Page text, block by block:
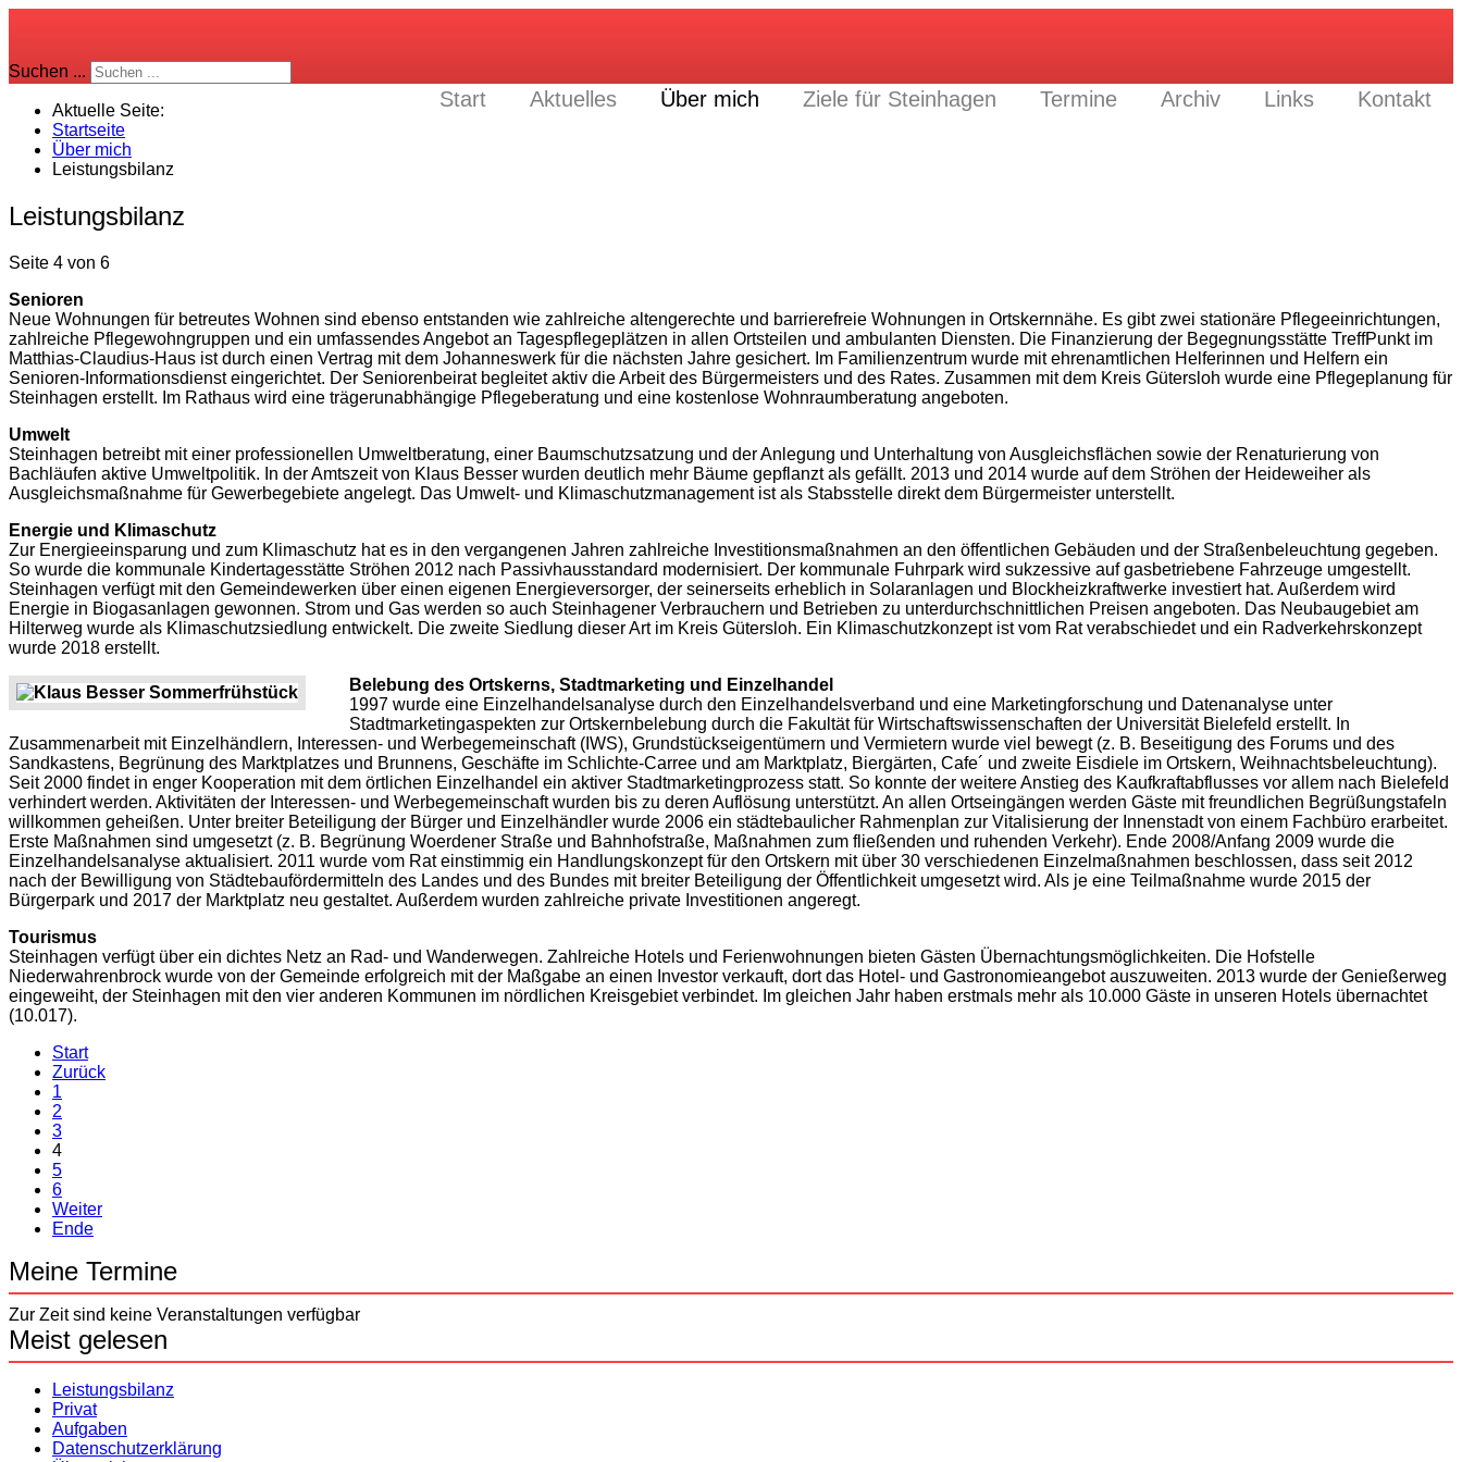
Suchen ...
Start Aktuelles Über mich Ziele für Steinhagen Termine Archiv Links Kontakt
Aktuelle Seite:
Startseite
Über mich
Leistungsbilanz
Leistungsbilanz
Seite 4 von 6
Senioren
Neue Wohnungen für betreutes Wohnen sind ebenso entstanden wie zahlreiche altengerechte und barrierefreie Wohnungen in Ortskernnähe. Es gibt zwei stationäre Pflegeeinrichtungen,
zahlreiche Pflegewohngruppen und ein umfassendes Angebot an Tagespflegeplätzen in allen Ortsteilen und ambulanten Diensten. Die Finanzierung der Begegnungsstätte TreffPunkt im
Matthias-Claudius-Haus ist durch einen Vertrag mit dem Johanneswerk für die nächsten Jahre gesichert. Im Familienzentrum wurde mit ehrenamtlichen Helferinnen und Helfern ein
Senioren-Informationsdienst eingerichtet. Der Seniorenbeirat begleitet aktiv die Arbeit des Bürgermeisters und des Rates. Zusammen mit dem Kreis Gütersloh wurde eine Pflegeplanung für
Steinhagen erstellt. Im Rathaus wird eine trägerunabhängige Pflegeberatung und eine kostenlose Wohnraumberatung angeboten.
Umwelt
Steinhagen betreibt mit einer professionellen Umweltberatung, einer Baumschutzsatzung und der Anlegung und Unterhaltung von Ausgleichsflächen sowie der Renaturierung von
Bachläufen aktive Umweltpolitik. In der Amtszeit von Klaus Besser wurden deutlich mehr Bäume gepflanzt als gefällt. 2013 und 2014 wurde auf dem Ströhen der Heideweiher als
Ausgleichsmaßnahme für Gewerbegebiete angelegt. Das Umwelt- und Klimaschutzmanagement ist als Stabsstelle direkt dem Bürgermeister unterstellt.
Energie und Klimaschutz
Zur Energieeinsparung und zum Klimaschutz hat es in den vergangenen Jahren zahlreiche Investitionsmaßnahmen an den öffentlichen Gebäuden und der Straßenbeleuchtung gegeben.
So wurde die kommunale Kindertagesstätte Ströhen 2012 nach Passivhausstandard modernisiert. Der kommunale Fuhrpark wird sukzessive auf gasbetriebene Fahrzeuge umgestellt.
Steinhagen verfügt mit den Gemeindewerken über einen eigenen Energieversorger, der seinerseits erheblich in Solaranlagen und Blockheizkraftwerke investiert hat. Außerdem wird
Energie in Biogasanlagen gewonnen. Strom und Gas werden so auch Steinhagener Verbrauchern und Betrieben zu unterdurchschnittlichen Preisen angeboten. Das Neubaugebiet am
Hilterweg wurde als Klimaschutzsiedlung entwickelt. Die zweite Siedlung dieser Art im Kreis Gütersloh. Ein Klimaschutzkonzept ist vom Rat verabschiedet und ein Radverkehrskonzept
wurde 2018 erstellt.
Belebung des Ortskerns, Stadtmarketing und Einzelhandel
1997 wurde eine Einzelhandelsanalyse durch den Einzelhandelsverband und eine Marketingforschung und Datenanalyse unter
Stadtmarketingaspekten zur Ortskernbelebung durch die Fakultät für Wirtschaftswissenschaften der Universität Bielefeld erstellt. In
Zusammenarbeit mit Einzelhändlern, Interessen- und Werbegemeinschaft (IWS), Grundstückseigentümern und Vermietern wurde viel bewegt (z. B. Beseitigung des Forums und des
Sandkastens, Begrünung des Marktplatzes und Brunnens, Geschäfte im Schlichte-Carree und am Marktplatz, Biergärten, Cafe´ und zweite Eisdiele im Ortskern, Weihnachtsbeleuchtung).
Seit 2000 findet in enger Kooperation mit dem örtlichen Einzelhandel ein aktiver Stadtmarketingprozess statt. So konnte der weitere Anstieg des Kaufkraftabflusses vor allem nach Bielefeld
verhindert werden. Aktivitäten der Interessen- und Werbegemeinschaft wurden bis zu deren Auflösung unterstützt. An allen Ortseingängen werden Gäste mit freundlichen Begrüßungstafeln
willkommen geheißen. Unter breiter Beteiligung der Bürger und Einzelhändler wurde 2006 ein städtebaulicher Rahmenplan zur Vitalisierung der Innenstadt von einem Fachbüro erarbeitet.
Erste Maßnahmen sind umgesetzt (z. B. Begrünung Woerdener Straße und Bahnhofstraße, Maßnahmen zum fließenden und ruhenden Verkehr). Ende 2008/Anfang 2009 wurde die
Einzelhandelsanalyse aktualisiert. 2011 wurde vom Rat einstimmig ein Handlungskonzept für den Ortskern mit über 30 verschiedenen Einzelmaßnahmen beschlossen, dass seit 2012
nach der Bewilligung von Städtebaufördermitteln des Landes und des Bundes mit breiter Beteiligung der Öffentlichkeit umgesetzt wird. Als je eine Teilmaßnahme wurde 2015 der
Bürgerpark und 2017 der Marktplatz neu gestaltet. Außerdem wurden zahlreiche private Investitionen angeregt.
Tourismus
Steinhagen verfügt über ein dichtes Netz an Rad- und Wanderwegen. Zahlreiche Hotels und Ferienwohnungen bieten Gästen Übernachtungsmöglichkeiten. Die Hofstelle
Niederwahrenbrock wurde von der Gemeinde erfolgreich mit der Maßgabe an einen Investor verkauft, dort das Hotel- und Gastronomieangebot auszuweiten. 2013 wurde der Genießerweg
eingeweiht, der Steinhagen mit den vier anderen Kommunen im nördlichen Kreisgebiet verbindet. Im gleichen Jahr haben erstmals mehr als 10.000 Gäste in unseren Hotels übernachtet
(10.017).
Start
Zurück
1
2
3
4
5
6
Weiter
Ende
Meine Termine
Zur Zeit sind keine Veranstaltungen verfügbar
Meist gelesen
Leistungsbilanz
Privat
Aufgaben
Datenschutzerklärung